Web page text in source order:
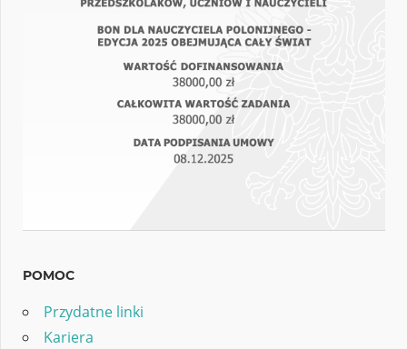
POMOC
Przydatne linki
Kariera